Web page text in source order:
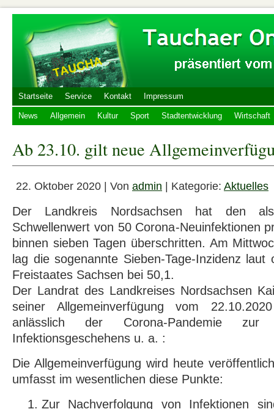
Startseite Service Kontakt Impressum
News Allgemein Kultur Sport Stadtentwicklung Wirtschaft
Ab 23.10. gilt neue
22. Oktober 2020 | Von admin | Kategorie: Aktuelles
Der Landkreis Nordsachsen hat den
Schwellenwert von 50 Corona-Neuinfektionen
binnen sieben Tagen überschritten. Am
lag die sogenannte Sieben-Tage-Inzidenz laut
Freistaates Sachsen bei 50,1.
Der Landrat des Landkreises Nordsachsen
seiner Allgemeinverfügung vom
anlässlich der Corona-Pandemie zur
Infektionsgeschehens u. a. :
Die Allgemeinverfügung wird heute
umfasst im wesentlichen diese Punkte:
Zur Nachverfolgung von Infektionen